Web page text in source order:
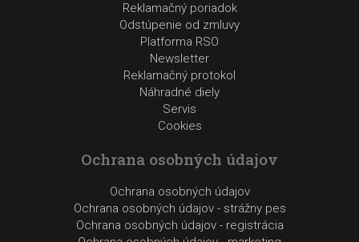
Reklamačný poriadok
Odstúpenie od zmluvy
Platforma RSO
Newsletter
Reklamačný protokol
Náhradné diely
Servis
Cookies
Ochrana osobných údajov
Ochrana osobných údajov
Ochrana osobných údajov - strážny pes
Ochrana osobných údajov - registrácia